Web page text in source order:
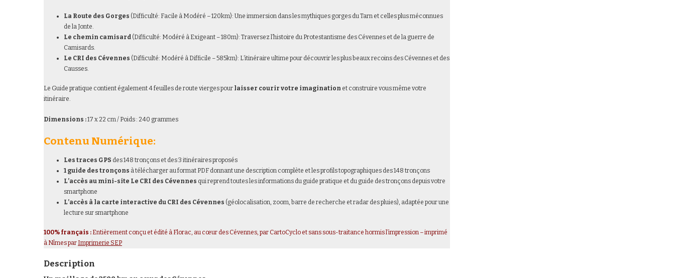
La Route des Gorges (Difficulté: Facile à Modéré – 120km): Une immersion dans les mythiques gorges du Tarn et celles plus méconnues
de la Jonte.
Le chemin camisard (Difficulté: Modéré à Exigeant – 180m): Traversez l’histoire du Protestantisme des Cévennes et de la guerre de
Camisards.
Le CRI des Cévennes (Difficulté: Modéré à Difficile – 585km): L’itinéraire ultime pour découvrir les plus beaux recoins des Cévennes et des
Causses.
Le Guide pratique contient également 4 feuilles de route vierges pour laisser courir votre imagination et construire vous même votre
itinéraire.
Dimensions :17 x 22 cm / Poids : 240 grammes
Contenu Numérique:
Les traces GPS des 148 tronçons et des 3 itinéraires proposés
1 guide des tronçons à télécharger au format PDF donnant une description complète et les profils topographiques des 148 tronçons
L’accès au mini-site Le CRI des Cévennes qui reprend toutes les informations du guide pratique et du guide des tronçons depuis votre
smartphone
L’accès à la carte interactive du CRI des Cévennes (géolocalisation, zoom, barre de recherche et radar des pluies), adaptée pour une
lecture sur smartphone
100% français : Entièrement conçu et édité à Florac, au cœur des Cévennes, par CartoCyclo et sans sous-traitance hormis l’impression – imprimé
à Nîmes par Imprimerie SEP
Description